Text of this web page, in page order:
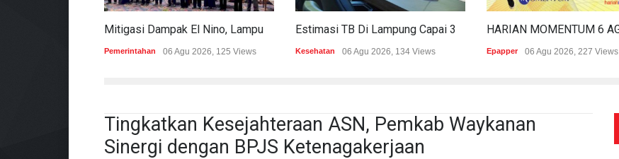
Pemerintahan 06 Agu 2026, 125 Views Kesehatan 06 Agu 2026, 134 Views Epapper 06 Agu 2026, 227 Views
Tingkatkan Kesejahteraan ASN, Pemkab Waykanan
Sinergi dengan BPJS Ketenagakerjaan